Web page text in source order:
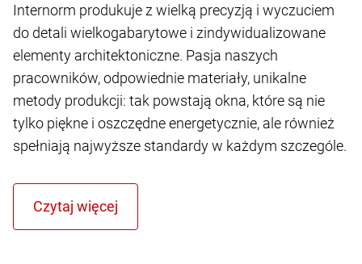
Internorm produkuje z wielką precyzją i wyczuciem
do detali wielkogabarytowe i zindywidualizowane
elementy architektoniczne. Pasja naszych
pracowników, odpowiednie materiały, unikalne
metody produkcji: tak powstają okna, które są nie
tylko piękne i oszczędne energetycznie, ale również
spełniają najwyższe standardy w każdym szczególe.